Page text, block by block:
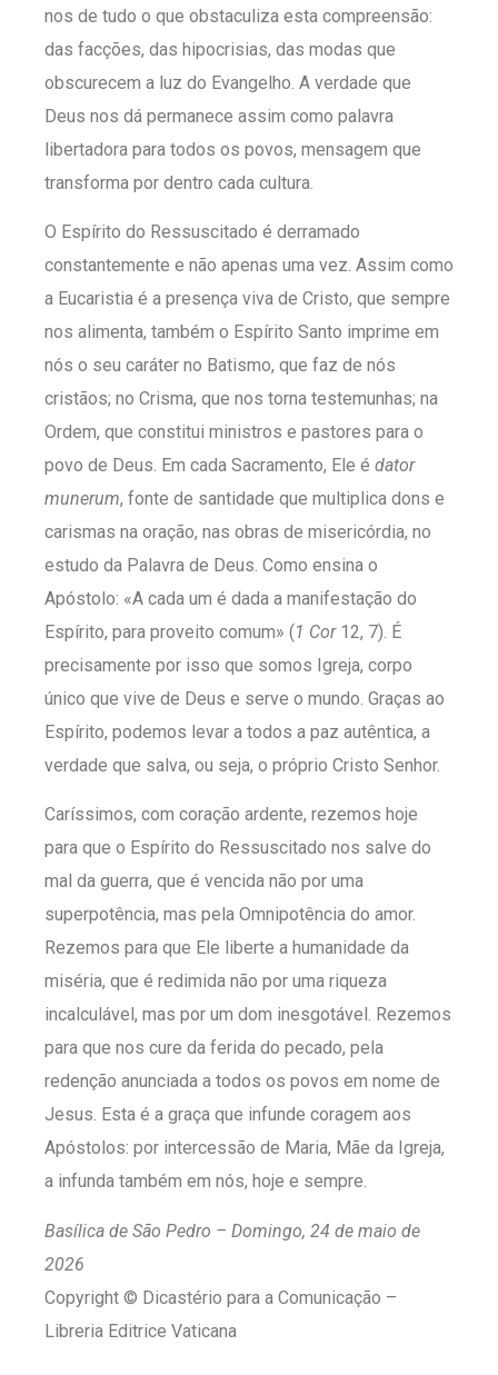
nos de tudo o que obstaculiza esta compreensão:
das facções, das hipocrisias, das modas que
obscurecem a luz do Evangelho. A verdade que
Deus nos dá permanece assim como palavra
libertadora para todos os povos, mensagem que
transforma por dentro cada cultura.
O Espírito do Ressuscitado é derramado
constantemente e não apenas uma vez. Assim como
a Eucaristia é a presença viva de Cristo, que sempre
nos alimenta, também o Espírito Santo imprime em
nós o seu caráter no Batismo, que faz de nós
cristãos; no Crisma, que nos torna testemunhas; na
Ordem, que constitui ministros e pastores para o
povo de Deus. Em cada Sacramento, Ele é dator
munerum, fonte de santidade que multiplica dons e
carismas na oração, nas obras de misericórdia, no
estudo da Palavra de Deus. Como ensina o
Apóstolo: «A cada um é dada a manifestação do
Espírito, para proveito comum» (1 Cor12, 7). É
precisamente por isso que somos Igreja, corpo
único que vive de Deus e serve o mundo. Graças ao
Espírito, podemos levar a todos a paz autêntica, a
verdade que salva, ou seja, o próprio Cristo Senhor.
Caríssimos, com coração ardente, rezemos hoje
para que o Espírito do Ressuscitado nos salve do
mal da guerra, que é vencida não por uma
superpotência, mas pela Omnipotência do amor.
Rezemos para que Ele liberte a humanidade da
miséria, que é redimida não por uma riqueza
incalculável, mas por um dom inesgotável. Rezemos
para que nos cure da ferida do pecado, pela
redenção anunciada a todos os povos em nome de
Jesus. Esta é a graça que infunde coragem aos
Apóstolos: por intercessão de Maria, Mãe da Igreja,
a infunda também em nós, hoje e sempre.
Basílica de São Pedro – Domingo, 24 de maio de
2026
Copyright © Dicastério para a Comunicação –
Libreria Editrice Vaticana